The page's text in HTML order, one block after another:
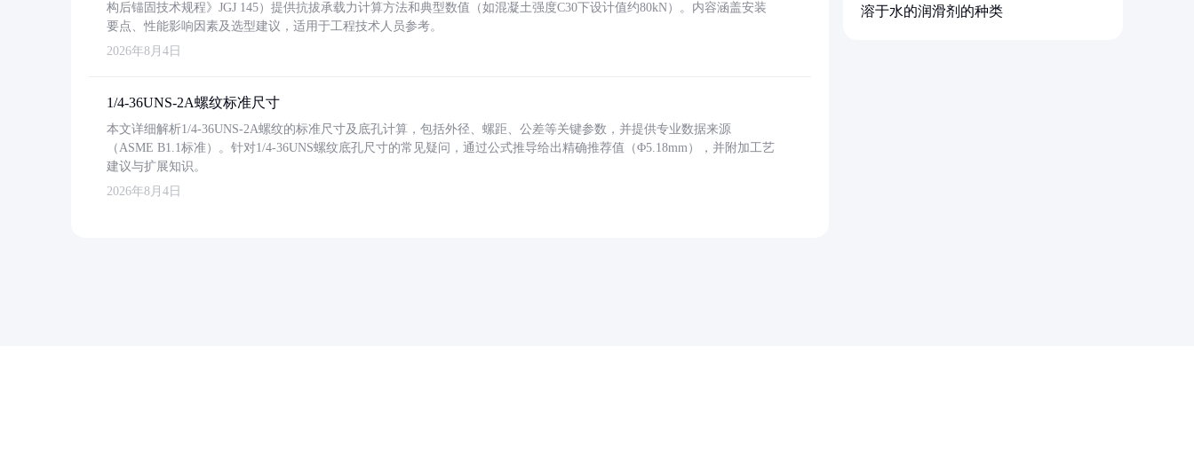
构后锚固技术规程》JGJ 145）提供抗拔承载力计算方法和典型数值（如混凝土强度C30下设计值约80kN）。内容涵盖安装
要点、性能影响因素及选型建议，适用于工程技术人员参考。
2026年8月4日
1/4-36UNS-2A螺纹标准尺寸
本文详细解析1/4-36UNS-2A螺纹的标准尺寸及底孔计算，包括外径、螺距、公差等关键参数，并提供专业数据来源
（ASME B1.1标准）。针对1/4-36UNS螺纹底孔尺寸的常见疑问，通过公式推导给出精确推荐值（Φ5.18mm），并附加工艺
建议与扩展知识。
2026年8月4日
溶于水的润滑剂的种类